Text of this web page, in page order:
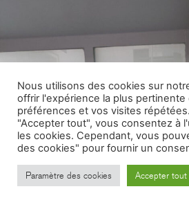
Nous utilisons des cookies sur
offrir l'expérience la plus
préférences et vos visites
"Accepter tout", vous consentez à
les cookies. Cependant, vous
des cookies" pour fournir un
Paramètre des cookies Accepter tout